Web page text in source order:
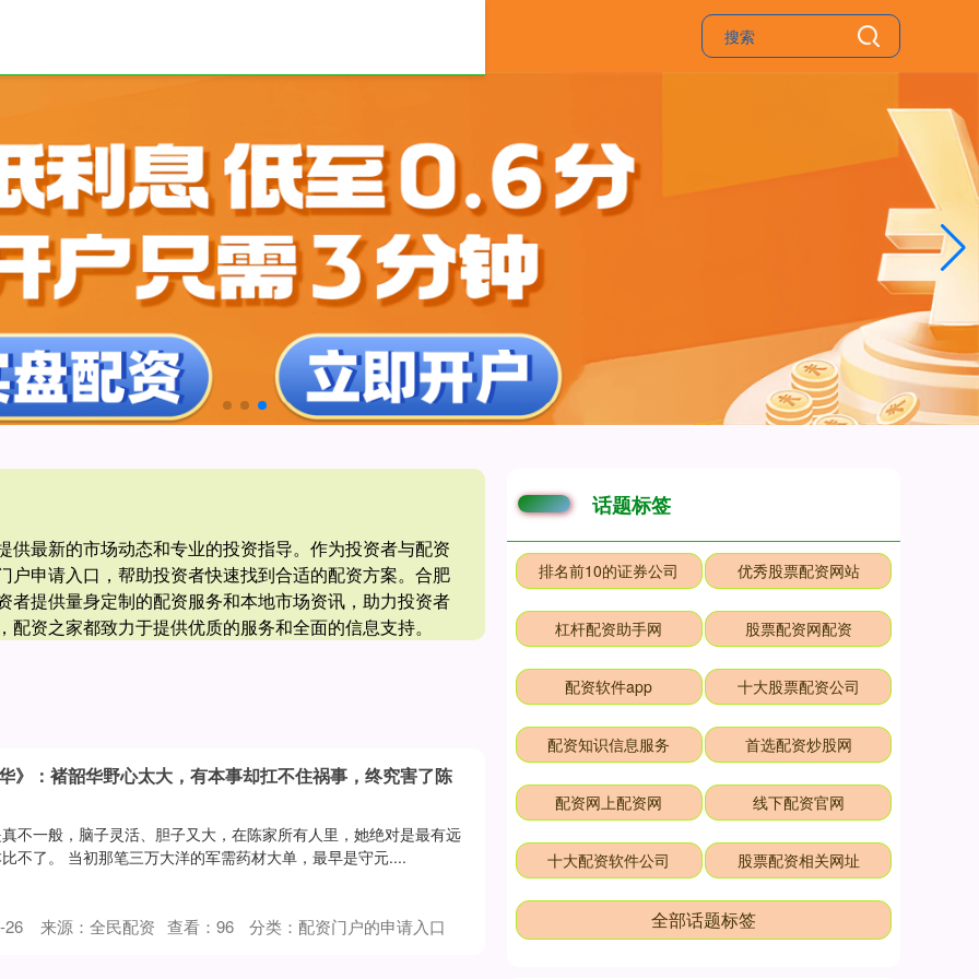
最新的市场动态和专业的投资指导。作为投资者与配资
申请入口，帮助投资者快速找到合适的配资方案。合肥
提供量身定制的配资服务和本地市场资讯，助力投资者
资之家都致力于提供优质的服务和全面的信息支持。
》：褚韶华野心太大，有本事却扛不住祸事，终究害了陈
不一般，脑子灵活、胆子又大，在陈家所有人里，她绝对是最有远
不了。 当初那笔三万大洋的军需药材大单，最早是守元....
26 来源：全民配资 查看： 96 分类： 配资门户的申请入口
话题标签
排名前10的证券公司 优秀股票配资网站
杠杆配资助手网 股票配资网配资
配资软件app 十大股票配资公司
配资知识信息服务 首选配资炒股网
配资网上配资网 线下配资官网
十大配资软件公司 股票配资相关网址
全部话题标签